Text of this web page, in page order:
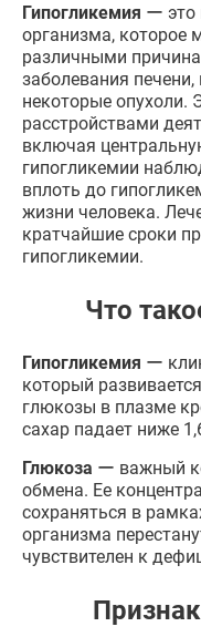
Гипогликемия ー это
организма, которое
различными
заболевания
некоторые опухоли.
расстройствами
включая
гипогликемии
вплоть до
жизни человека.
кратчайшие сроки
гипогликемии.
Что
Гипогликемия ー
который
глюкозы в плазме
сахар падает ниже
Глюкоза ー важный
обмена. Ее
сохраняться в
организма
чувствителен к